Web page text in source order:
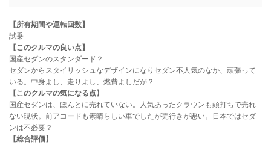
【所有期間や運転回数】
試乗
【このクルマの良い点】
国産セダンのスタンダード？
セダンからスタイリッシュなデザインになりセダン不人気のなか、頑張って
いる。中身よし、走りよし、燃費よしだが？
【このクルマの気になる点】
国産セダンは、ほんとに売れていない。人気あったクラウンも頭打ちで売れ
ない現状。前アコードも素晴らしい車でしたが売行きが悪い。日本ではセダ
ンは不必要？
【総合評価】